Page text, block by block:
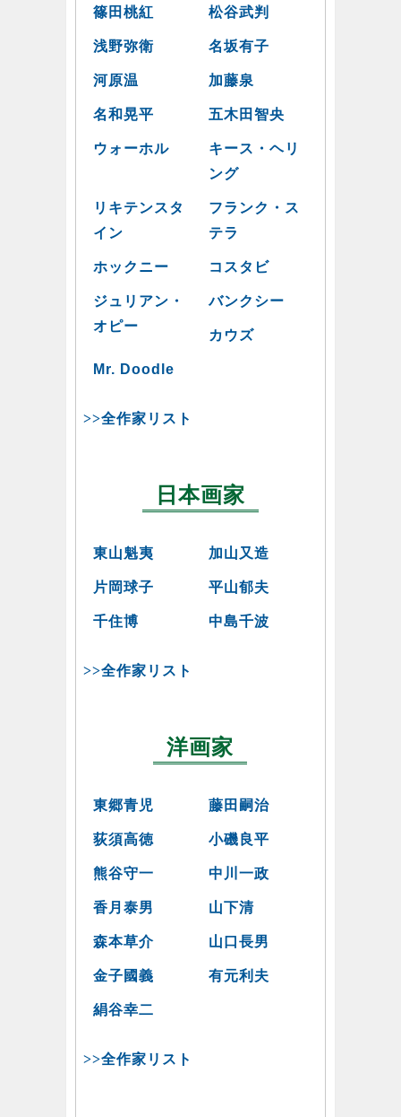
篠田桃紅 松谷武判
浅野弥衛 名坂有子
河原温 加藤泉
名和晃平 五木田智央
ウォーホル
キース・ヘリ
ング
リキテンスタ
イン
フランク・ス
テラ
ホックニー コスタビ
ジュリアン・
オピー
バンクシー
カウズ
Mr. Doodle
>>全作家リスト
日本画家
東山魁夷 加山又造
片岡球子 平山郁夫
千住博 中島千波
>>全作家リスト
洋画家
東郷青児 藤田嗣治
荻須高徳 小磯良平
熊谷守一 中川一政
香月泰男 山下清
森本草介 山口長男
金子國義 有元利夫
絹谷幸二
>>全作家リスト